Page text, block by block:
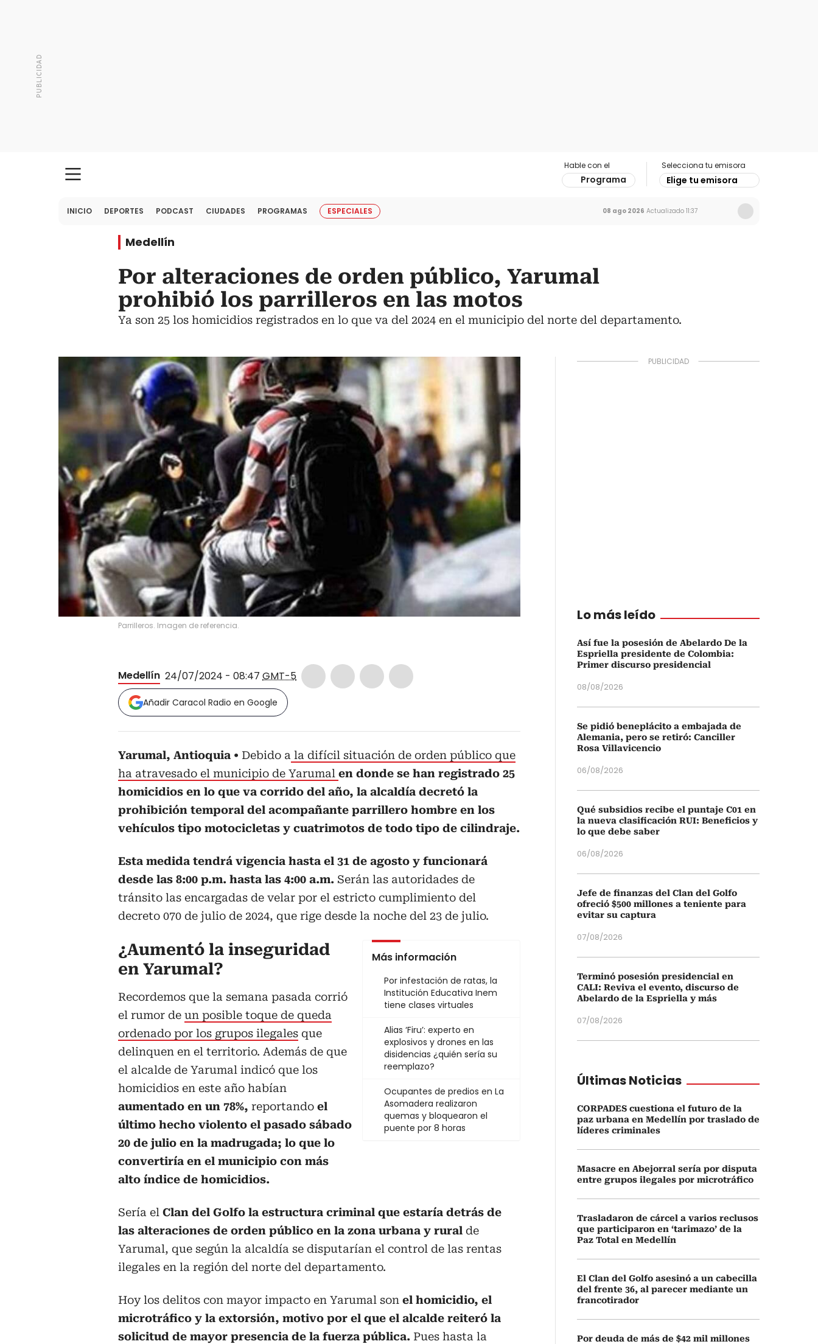
Hable con el
Programa
Selecciona tu emisora
Elige tu emisora
INICIO DEPORTES PODCAST CIUDADES PROGRAMAS ESPECIALES 08 ago 2026 Actualizado 11:37
Medellín
Por alteraciones de orden público, Yarumal
prohibió los parrilleros en las motos
Ya son 25 los homicidios registrados en lo que va del 2024 en el municipio del norte del departamento.
Parrilleros. Imagen de referencia.
Medellín 24/07/2024 - 08:47 GMT-5
Añadir Caracol Radio en Google
Yarumal, Antioquia Debido a la difícil situación de orden público que
ha atravesado el municipio de Yarumal en donde se han registrado 25
homicidios en lo que va corrido del año, la alcaldía decretó la
prohibición temporal del acompañante parrillero hombre en los
vehículos tipo motocicletas y cuatrimotos de todo tipo de cilindraje.
Esta medida tendrá vigencia hasta el 31 de agosto y funcionará
desde las 8:00 p.m. hasta las 4:00 a.m. Serán las autoridades de
tránsito las encargadas de velar por el estricto cumplimiento del
decreto 070 de julio de 2024, que rige desde la noche del 23 de julio.
Más información
Por infestación de ratas, la
Institución Educativa Inem
tiene clases virtuales
Alias ‘Firu’: experto en
explosivos y drones en las
disidencias ¿quién sería su
reemplazo?
Ocupantes de predios en La
Asomadera realizaron
quemas y bloquearon el
puente por 8 horas
¿Aumentó la inseguridad
en Yarumal?
Recordemos que la semana pasada corrió
el rumor de un posible toque de queda
ordenado por los grupos ilegales que
delinquen en el territorio. Además de que
el alcalde de Yarumal indicó que los
homicidios en este año habían
aumentado en un 78%, reportando el
último hecho violento el pasado sábado
20 de julio en la madrugada; lo que lo
convertiría en el municipio con más
alto índice de homicidios.
Sería el Clan del Golfo la estructura criminal que estaría detrás de
las alteraciones de orden público en la zona urbana y rural de
Yarumal, que según la alcaldía se disputarían el control de las rentas
ilegales en la región del norte del departamento.
Hoy los delitos con mayor impacto en Yarumal son el homicidio, el
microtráfico y la extorsión, motivo por el que el alcalde reiteró la
solicitud de mayor presencia de la fuerza pública. Pues hasta la
Lo más leído
Así fue la posesión de Abelardo De la
Espriella presidente de Colombia:
Primer discurso presidencial
08/08/2026
Se pidió beneplácito a embajada de
Alemania, pero se retiró: Canciller
Rosa Villavicencio
06/08/2026
Qué subsidios recibe el puntaje C01 en
la nueva clasificación RUI: Beneficios y
lo que debe saber
06/08/2026
Jefe de finanzas del Clan del Golfo
ofreció $500 millones a teniente para
evitar su captura
07/08/2026
Terminó posesión presidencial en
CALI: Reviva el evento, discurso de
Abelardo de la Espriella y más
07/08/2026
Últimas Noticias
CORPADES cuestiona el futuro de la
paz urbana en Medellín por traslado de
líderes criminales
Masacre en Abejorral sería por disputa
entre grupos ilegales por microtráfico
Trasladaron de cárcel a varios reclusos
que participaron en ‘tarimazo’ de la
Paz Total en Medellín
El Clan del Golfo asesinó a un cabecilla
del frente 36, al parecer mediante un
francotirador
Por deuda de más de $42 mil millones